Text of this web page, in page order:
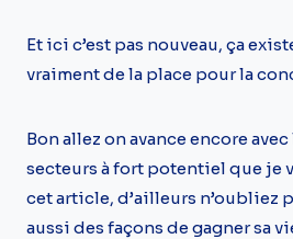
Et ici c’est pas nouveau, ça
vraiment de la place pour la
Bon allez on avance encore
secteurs à fort potentiel que je
cet article, d’ailleurs n’oubliez
aussi des façons de gagner sa